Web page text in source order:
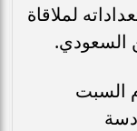
لملاقاة
السعودي.
السبت